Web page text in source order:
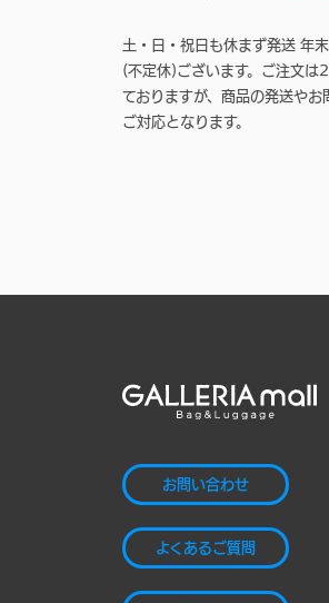
土・日・祝日も休まず発送 年
(不定休)ございます。ご注文は
ておりますが、商品の発送や
ご対応となります。
お問い合わせ
よくあるご質問